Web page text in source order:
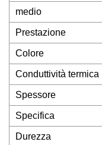
medio
Prestazione
Colore
Conduttività termica
Spessore
Specifica
Durezza